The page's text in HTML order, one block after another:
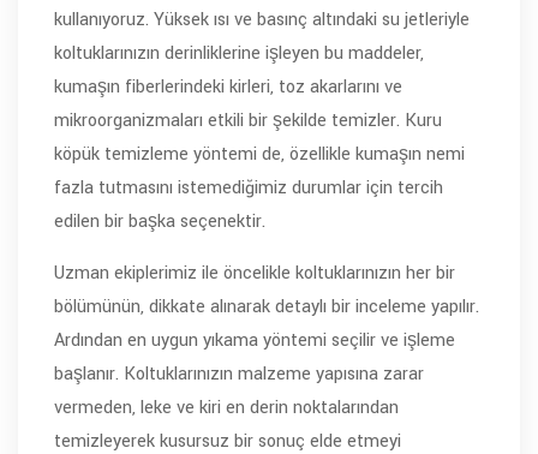
kullanıyoruz. Yüksek ısı ve basınç altındaki su jetleriyle
koltuklarınızın derinliklerine işleyen bu maddeler,
kumaşın fiberlerindeki kirleri, toz akarlarını ve
mikroorganizmaları etkili bir şekilde temizler. Kuru
köpük temizleme yöntemi de, özellikle kumaşın nemi
fazla tutmasını istemediğimiz durumlar için tercih
edilen bir başka seçenektir.
Uzman ekiplerimiz ile öncelikle koltuklarınızın her bir
bölümünün, dikkate alınarak detaylı bir inceleme yapılır.
Ardından en uygun yıkama yöntemi seçilir ve işleme
başlanır. Koltuklarınızın malzeme yapısına zarar
vermeden, leke ve kiri en derin noktalarından
temizleyerek kusursuz bir sonuç elde etmeyi